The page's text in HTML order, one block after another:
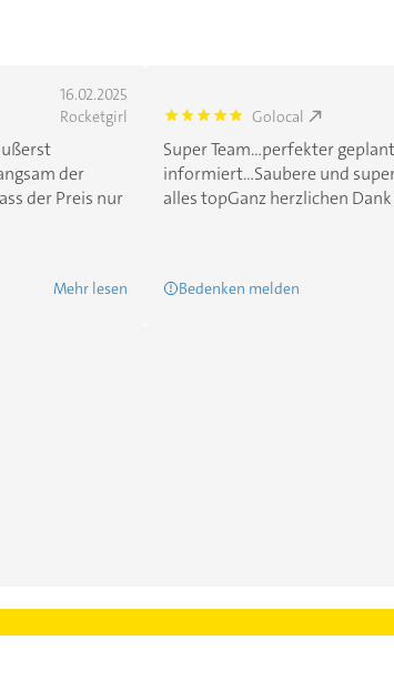
16.02.2025
Rocketgirl
der
der Preis nur
Mehr lesen
5.0 Golocal
Super Team...perfekter
informiert...Saubere und
alles topGanz herzlichen Dank
Bedenken melden